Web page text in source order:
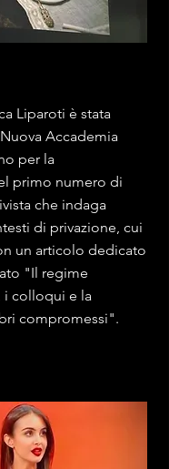
Liparoti è stata
Accademia
per la
primo numero di
che indaga
di privazione, cui
un articolo dedicato
"Il regime
i colloqui e la
compromessi".